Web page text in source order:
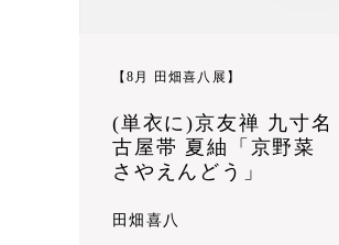
【8月 田畑喜八展】
(単衣に)京友禅 九寸名
古屋帯 夏紬「京野菜
さやえんどう」
田畑喜八